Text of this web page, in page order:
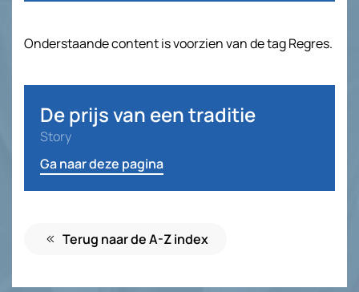
Onderstaande content is voorzien van de tag Regres.
De prijs van een traditie
Story
Ga naar deze pagina
Terug naar de A-Z index